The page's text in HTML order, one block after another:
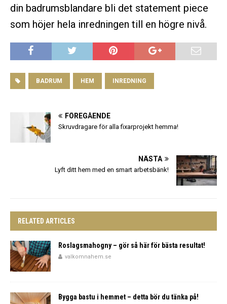
din badrumsblandare bli det statement piece
som höjer hela inredningen till en högre nivå.
BADRUM HEM INREDNING
FÖREGÅENDE
Skruvdragare för alla fixarprojekt hemma!
NÄSTA
Lyft ditt hem med en smart arbetsbänk!
RELATED ARTICLES
Roslagsmahogny – gör så här för bästa resultat!
valkomnahem.se
Bygga bastu i hemmet – detta bör du tänka på!